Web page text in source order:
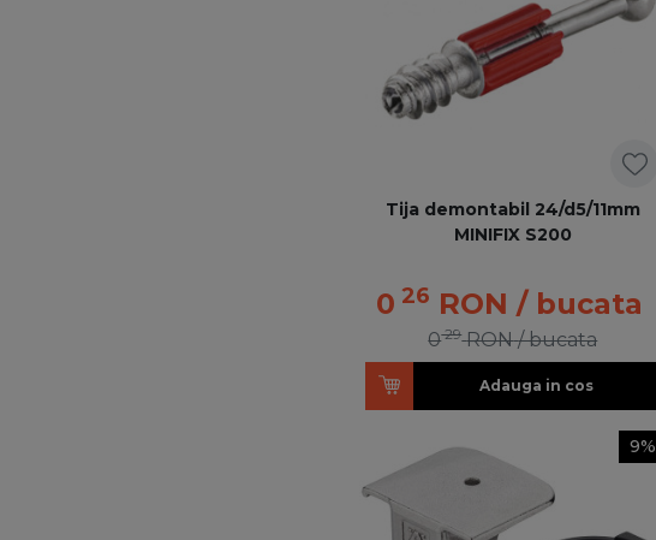
Tija demontabil 24/d5/11mm
MINIFIX S200
0 26 RON / bucata
029 RON / bucata
Adauga in cos
9%